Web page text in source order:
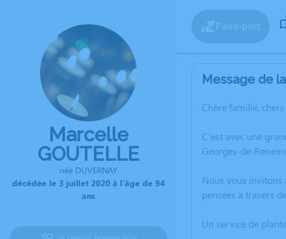
Marcelle
GOUTELLE
née DUVERNAY
décédée le 3 juillet 2020 à l'âge de 94
ans
Message de
Chère famille,
C’est avec une
Georges-de-
Nous vous invitons
pensées à travers
Un service de